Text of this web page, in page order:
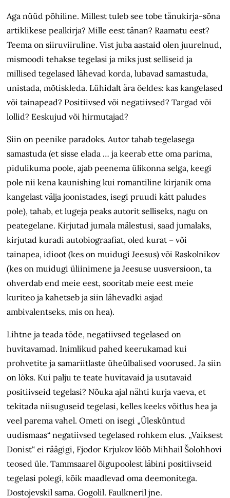
Aga nüüd põhiline. Millest tuleb see tobe tänukirja-sõna
artiklikese pealkirja? Mille eest tänan? Raamatu eest?
Teema on siiruviiruline. Vist juba aastaid olen juurelnud,
mismoodi tehakse tegelasi ja miks just selliseid ja
millised tegelased lähevad korda, lubavad samastuda,
unistada, mõtiskleda. Lühidalt ära öeldes: kas kangelased
või tainapead? Positiivsed või negatiivsed? Targad või
lollid? Eeskujud või hirmutajad?
Siin on peenike paradoks. Autor tahab tegelasega
samastuda (et sisse elada … ja keerab ette oma parima,
pidulikuma poole, ajab peenema ülikonna selga, keegi
pole nii kena kaunishing kui romantiline kirjanik oma
kangelast välja joonistades, isegi pruudi kätt paludes
pole), tahab, et lugeja peaks autorit selliseks, nagu on
peategelane. Kirjutad jumala mälestusi, saad jumalaks,
kirjutad kuradi autobiograafiat, oled kurat – või
tainapea, idioot (kes on muidugi Jeesus) või Raskolnikov
(kes on muidugi üliinimene ja Jeesuse uusversioon, ta
ohverdab end meie eest, sooritab meie eest meie
kuriteo ja kahetseb ja siin lähevadki asjad
ambivalentseks, mis on hea).
Lihtne ja teada tõde, negatiivsed tegelased on
huvitavamad. Inimlikud pahed keerukamad kui
prohvetite ja samariitlaste üheülbalised voorused. Ja siin
on lõks. Kui palju te teate huvitavaid ja usutavaid
positiivseid tegelasi? Nõuka ajal nähti kurja vaeva, et
tekitada niisuguseid tegelasi, kelles keeks võitlus hea ja
veel parema vahel. Ometi on isegi „Ülesküntud
uudismaas“ negatiivsed tegelased rohkem elus. „Vaiksest
Donist“ ei räägigi, Fjodor Krjukov lööb Mihhail Šolohhovi
teosed üle. Tammsaarel õigupoolest läbini positiivseid
tegelasi polegi, kõik maadlevad oma deemonitega.
Dostojevskil sama. Gogolil. Faulkneril jne.